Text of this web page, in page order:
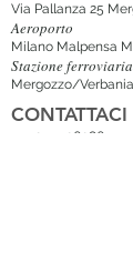
Via Pallanza 25
Aeroporto
Milano Malpensa
Stazione ferroviaria
Mergozzo/
CONTATTACI
+39 0323 060865